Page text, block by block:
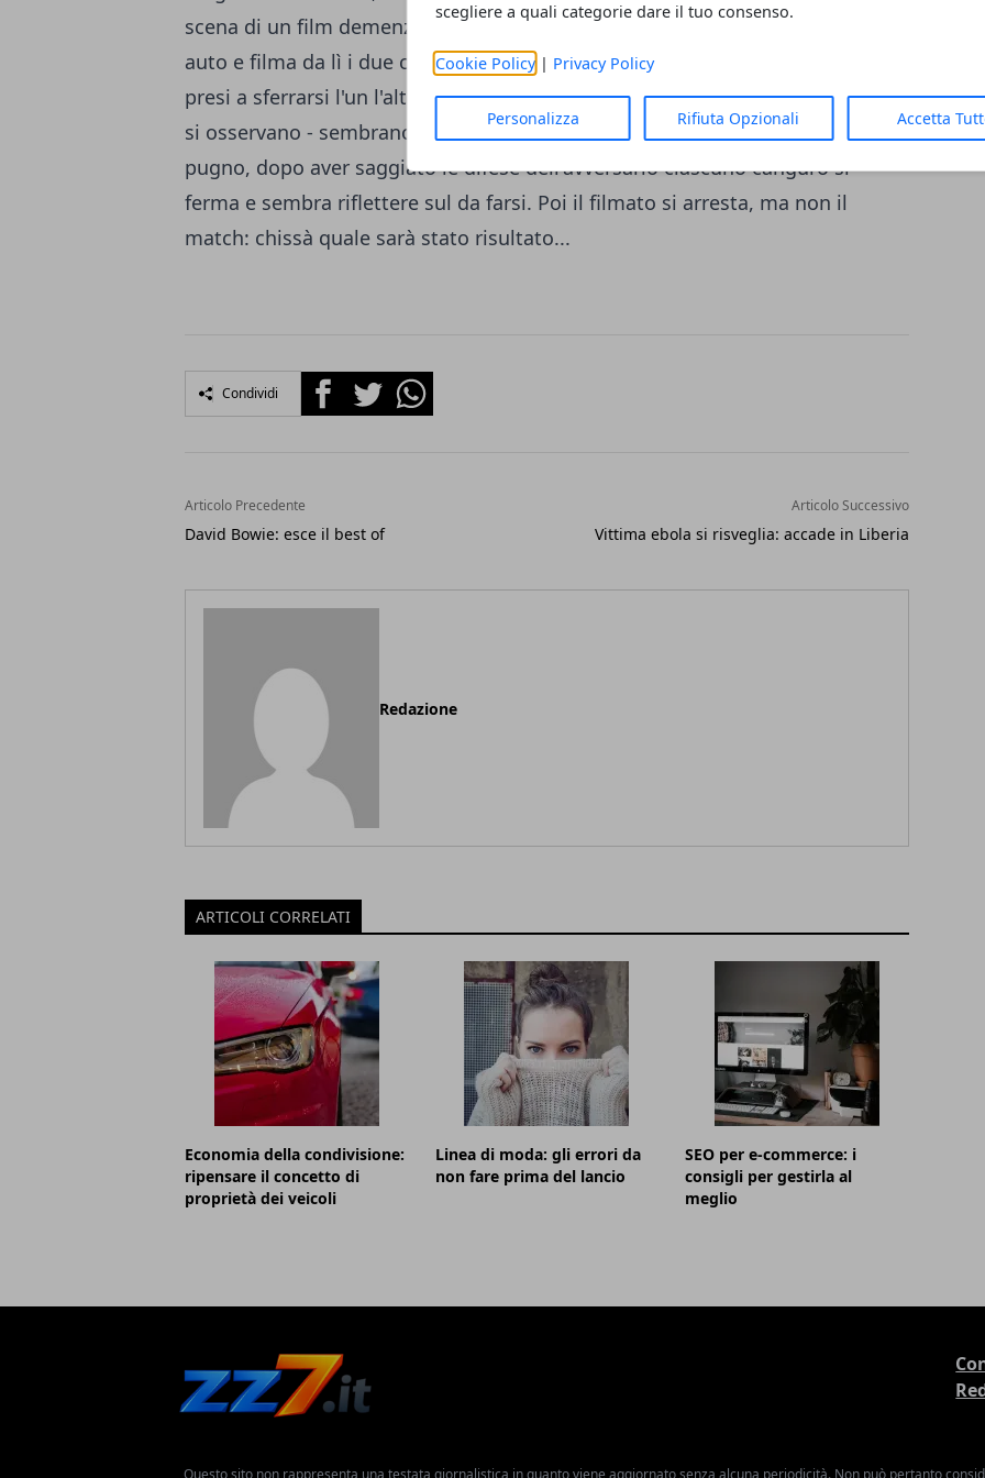
scegliere a quali categorie dare il tuo consenso.
Cookie Policy| Privacy Policy
Personalizza Rifiuta Opzionali Accetta
scena di un film demenziale. L'autore del video resta nascosto dietro un
auto e filma da lì i due canguri che non lo notano nemmeno tanto sono
presi a sferrarsi l'un l'altro pugni e calci violenti: la lotta va avanti così, i due
si osservano - sembrano studiarsi a vicenda - poi parte qualche calcio o
pugno, dopo aver saggiato le difese dell'avversario ciascuno canguro si
ferma e sembra riflettere sul da farsi. Poi il filmato si arresta, ma non il
match: chissà quale sarà stato risultato...
Condividi FacebookTwitterWhatsapp
Articolo Precedente
David Bowie: esce il best of
Articolo Successivo
Vittima ebola si risveglia: accade in Liberia
Redazione
ARTICOLI CORRELATI
Economia della condivisione:
ripensare il concetto di
proprietà dei veicoli
Linea di moda: gli errori da
non fare prima del lancio
SEO per e-commerce: i
consigli per gestirla al
meglio